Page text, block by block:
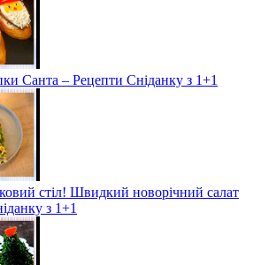
Санта – Рецепти Сніданку з 1+1
стіл! Швидкий новорічний салат
з 1+1